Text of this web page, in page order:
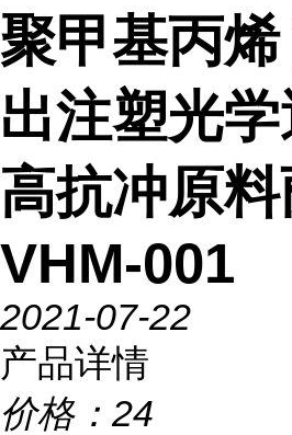
聚甲基丙
出注塑光
高抗冲原料
VHM-001
2021-07-22
产品详情
价格： 24